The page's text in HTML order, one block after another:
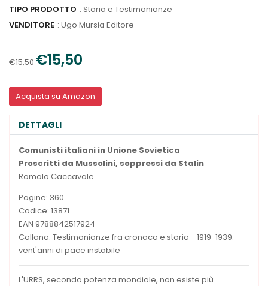
TIPO PRODOTTO : Storia e Testimonianze
VENDITORE : Ugo Mursia Editore
€15,50 €15,50
Acquista su Amazon
DETTAGLI
Comunisti italiani in Unione Sovietica
Proscritti da Mussolini, soppressi da Stalin
Romolo Caccavale
Pagine: 360
Codice: 13871
EAN 9788842517924
Collana: Testimonianze fra cronaca e storia - 1919-1939:
vent'anni di pace instabile
L'URRS, seconda potenza mondiale, non esiste più.